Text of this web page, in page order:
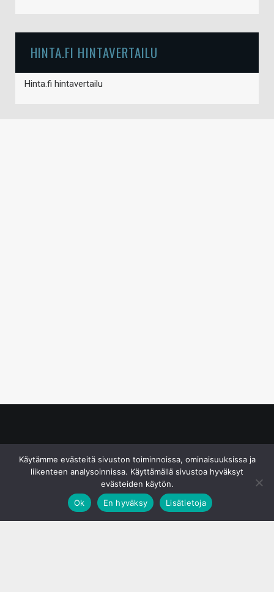
HINTA.FI HINTAVERTAILU
Hinta.fi hintavertailu
Käytämme evästeitä sivuston toiminnoissa, ominaisuuksissa ja
liikenteen analysoinnissa. Käyttämällä sivustoa hyväksyt
evästeiden käytön.
Ok
En hyväksy Lisätietoja